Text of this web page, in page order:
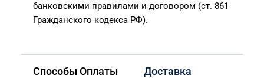
банковскими правилами и договором (ст. 861
Гражданского кодекса РФ).
Способы Оплаты Доставка